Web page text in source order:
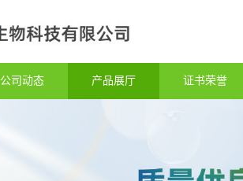
公司动态 产品展厅 证书荣誉